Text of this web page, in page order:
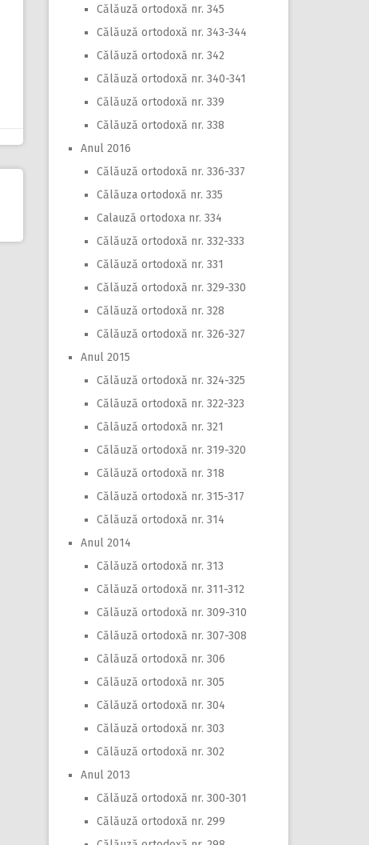
Călăuză ortodoxă nr. 345
Călăuză ortodoxă nr. 343-344
Călăuză ortodoxă nr. 342
Călăuză ortodoxă nr. 340-341
Călăuză ortodoxă nr. 339
Călăuză ortodoxă nr. 338
Anul 2016
Călăuză ortodoxă nr. 336-337
Călăuza ortodoxă nr. 335
Calauză ortodoxa nr. 334
Călăuză ortodoxă nr. 332-333
Călăuză ortodoxă nr. 331
Călăuză ortodoxă nr. 329-330
Călăuză ortodoxă nr. 328
Călăuză ortodoxă nr. 326-327
Anul 2015
Călăuză ortodoxă nr. 324-325
Călăuză ortodoxă nr. 322-323
Călăuză ortodoxă nr. 321
Călăuză ortodoxă nr. 319-320
Călăuză ortodoxă nr. 318
Călăuză ortodoxă nr. 315-317
Călăuză ortodoxă nr. 314
Anul 2014
Călăuză ortodoxă nr. 313
Călăuză ortodoxă nr. 311-312
Călăuză ortodoxă nr. 309-310
Călăuză ortodoxă nr. 307-308
Călăuză ortodoxă nr. 306
Călăuză ortodoxă nr. 305
Călăuză ortodoxă nr. 304
Călăuză ortodoxă nr. 303
Călăuză ortodoxă nr. 302
Anul 2013
Călăuză ortodoxă nr. 300-301
Călăuză ortodoxă nr. 299